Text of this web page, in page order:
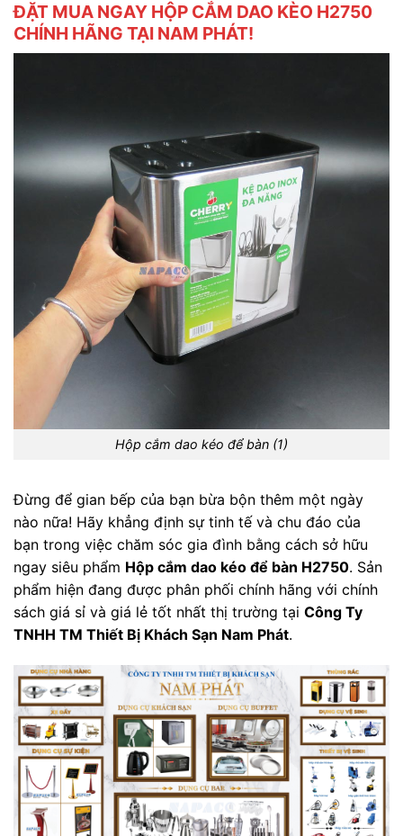
ĐẶT MUA NGAY HỘP CẮM DAO KÈO H2750
CHÍNH HÃNG TẠI NAM PHÁT!
Hộp cắm dao kéo để bàn (1)
Đừng để gian bếp của bạn bừa bộn thêm một ngày
nào nữa! Hãy khẳng định sự tinh tế và chu đáo của
bạn trong việc chăm sóc gia đình bằng cách sở hữu
ngay siêu phẩm Hộp cắm dao kéo để bàn H2750. Sản
phẩm hiện đang được phân phối chính hãng với chính
sách giá sỉ và giá lẻ tốt nhất thị trường tại Công Ty
TNHH TM Thiết Bị Khách Sạn Nam Phát.